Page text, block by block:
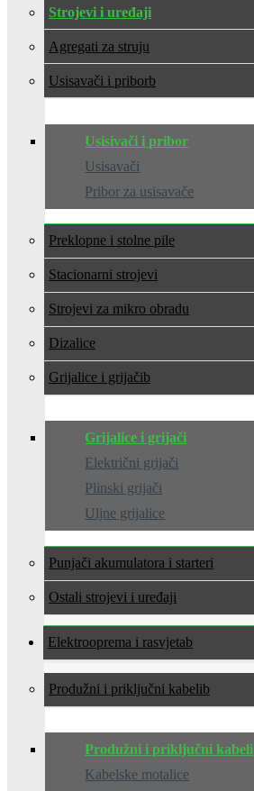
Strojevi i uređaji
Agregati za struju
Usisavači i pribor
Usisivači i pribor
Usisavači
Pribor za usisavače
Preklopne i stolne pile
Stacionarni strojevi
Strojevi za mikro obradu
Dizalice
Grijalice i grijači
Grijalice i grijači
Električni grijači
Plinski grijači
Uljne grijalice
Punjači akumulatora i starteri
Ostali strojevi i uređaji
Elektrooprema i rasvjeta
Produžni i priključni kabeli
Produžni i priključni kabeli
Kabelske motalice